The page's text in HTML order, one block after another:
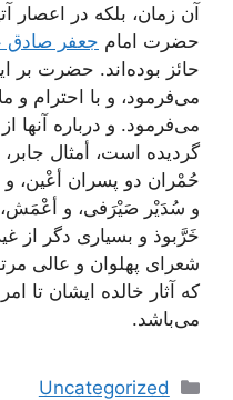
آن زمان، بلکه در اعصار
حضرت امام جعفر صادق
حائز بوده‌اند. حضرت
مى‌فرمود، و با احترام و
مى‌فرمود. و درباره آنها
گرديده است، أمثال
حُمْران دو پسران أعْین، و
و سُدَيْر صَيْرَفى، و أعْمَش،
خَرَّبوذ و بسيارى دگر از
شعراى پهلوان و عالى
که آثار خالده ايشان تا
مى‌باشد.
دسته‌ها
Uncategorized